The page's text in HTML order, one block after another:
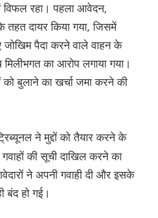
विफल रहा। पहला आवेदन,
तहत दायर किया गया, जिसमें
जोखिम पैदा करने वाले वाहन के
का आरोप लगाया गया।
बुलाने का खर्चा जमा करने की
ने मुद्दों को तैयार करने के
की सूची दाखिल करने का
ने अपनी गवाही दी और इसके
बंद हो गई।